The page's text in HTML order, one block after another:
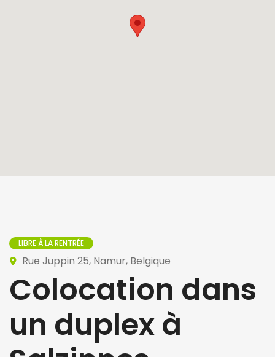
LIBRE À LA RENTRÉE
Rue Juppin 25, Namur, Belgique
Colocation dans
un duplex à